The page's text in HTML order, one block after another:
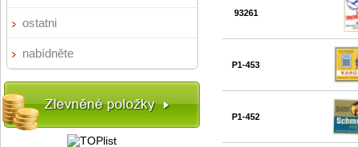
ostatni
nabídněte
93261
P1-453
P1-452